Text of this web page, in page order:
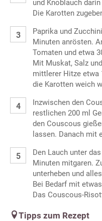
und Knoblauch
Die Karotten
Paprika und
Minuten anrösten.
Tomaten und etwa
Mit Muskat, Salz
mittlerer Hitze etwa
die Karotten weich
Inzwischen den
restlichen 200 ml
den Couscous
lassen. Danach mit
Den Lauch unter
Minuten mitgaren.
unterheben und
Bei Bedarf mit
Das Couscous-
Tipps zum Rezept